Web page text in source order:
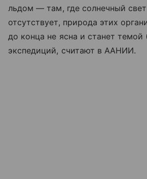
льдом — там, где солнечный
отсутствует, природа этих
до конца не ясна и станет темой
экспедиций, считают в ААНИИ.